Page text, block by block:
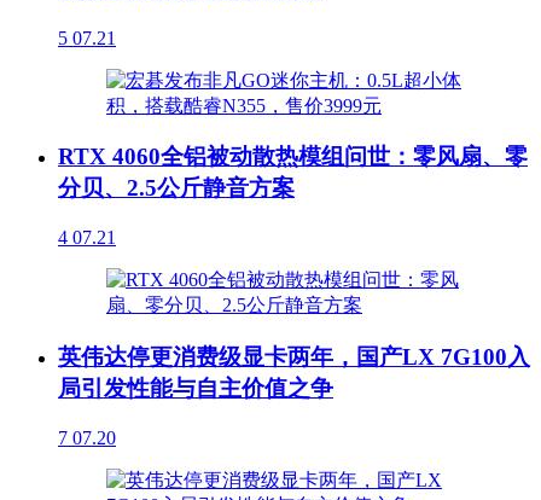
5 07.21
RTX 4060全铝被动散热模组问世：零风扇、零
分贝、2.5公斤静音方案
4 07.21
英伟达停更消费级显卡两年，国产LX 7G100入
局引发性能与自主价值之争
7 07.20